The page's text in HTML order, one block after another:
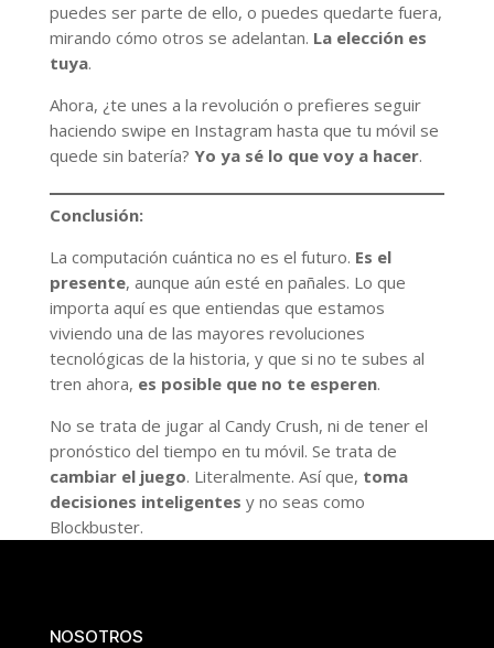
puedes ser parte de ello, o puedes quedarte fuera,
mirando cómo otros se adelantan. La elección es
tuya.
Ahora, ¿te unes a la revolución o prefieres seguir
haciendo swipe en Instagram hasta que tu móvil se
quede sin batería? Yo ya sé lo que voy a hacer.
Conclusión:
La computación cuántica no es el futuro. Es el
presente, aunque aún esté en pañales. Lo que
importa aquí es que entiendas que estamos
viviendo una de las mayores revoluciones
tecnológicas de la historia, y que si no te subes al
tren ahora, es posible que no te esperen.
No se trata de jugar al Candy Crush, ni de tener el
pronóstico del tiempo en tu móvil. Se trata de
cambiar el juego. Literalmente. Así que, toma
decisiones inteligentes y no seas como
Blockbuster.
NOSOTROS